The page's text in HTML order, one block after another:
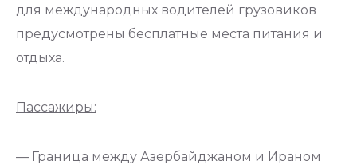
для международных водителей грузовиков
предусмотрены бесплатные места питания и
отдыха.
Пассажиры:
— Граница между Азербайджаном и Ираном